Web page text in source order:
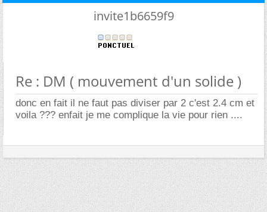
invite1b6659f9
Re : DM ( mouvement d'un solide )
donc en fait il ne faut pas diviser par 2 c'est 2.4 cm et
voila ??? enfait je me complique la vie pour rien ....